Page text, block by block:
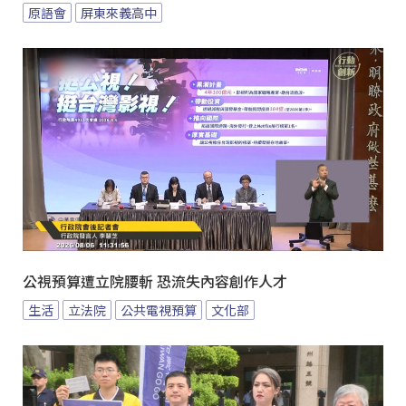
原語會 屏東來義高中
公視預算遭立院腰斬 恐流失內容創作人才
生活 立法院 公共電視預算 文化部